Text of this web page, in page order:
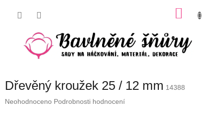
Dřevěný kroužek 25 / 12 mm 14388
Průměrné
Neohodnoceno Podrobnosti hodnocení